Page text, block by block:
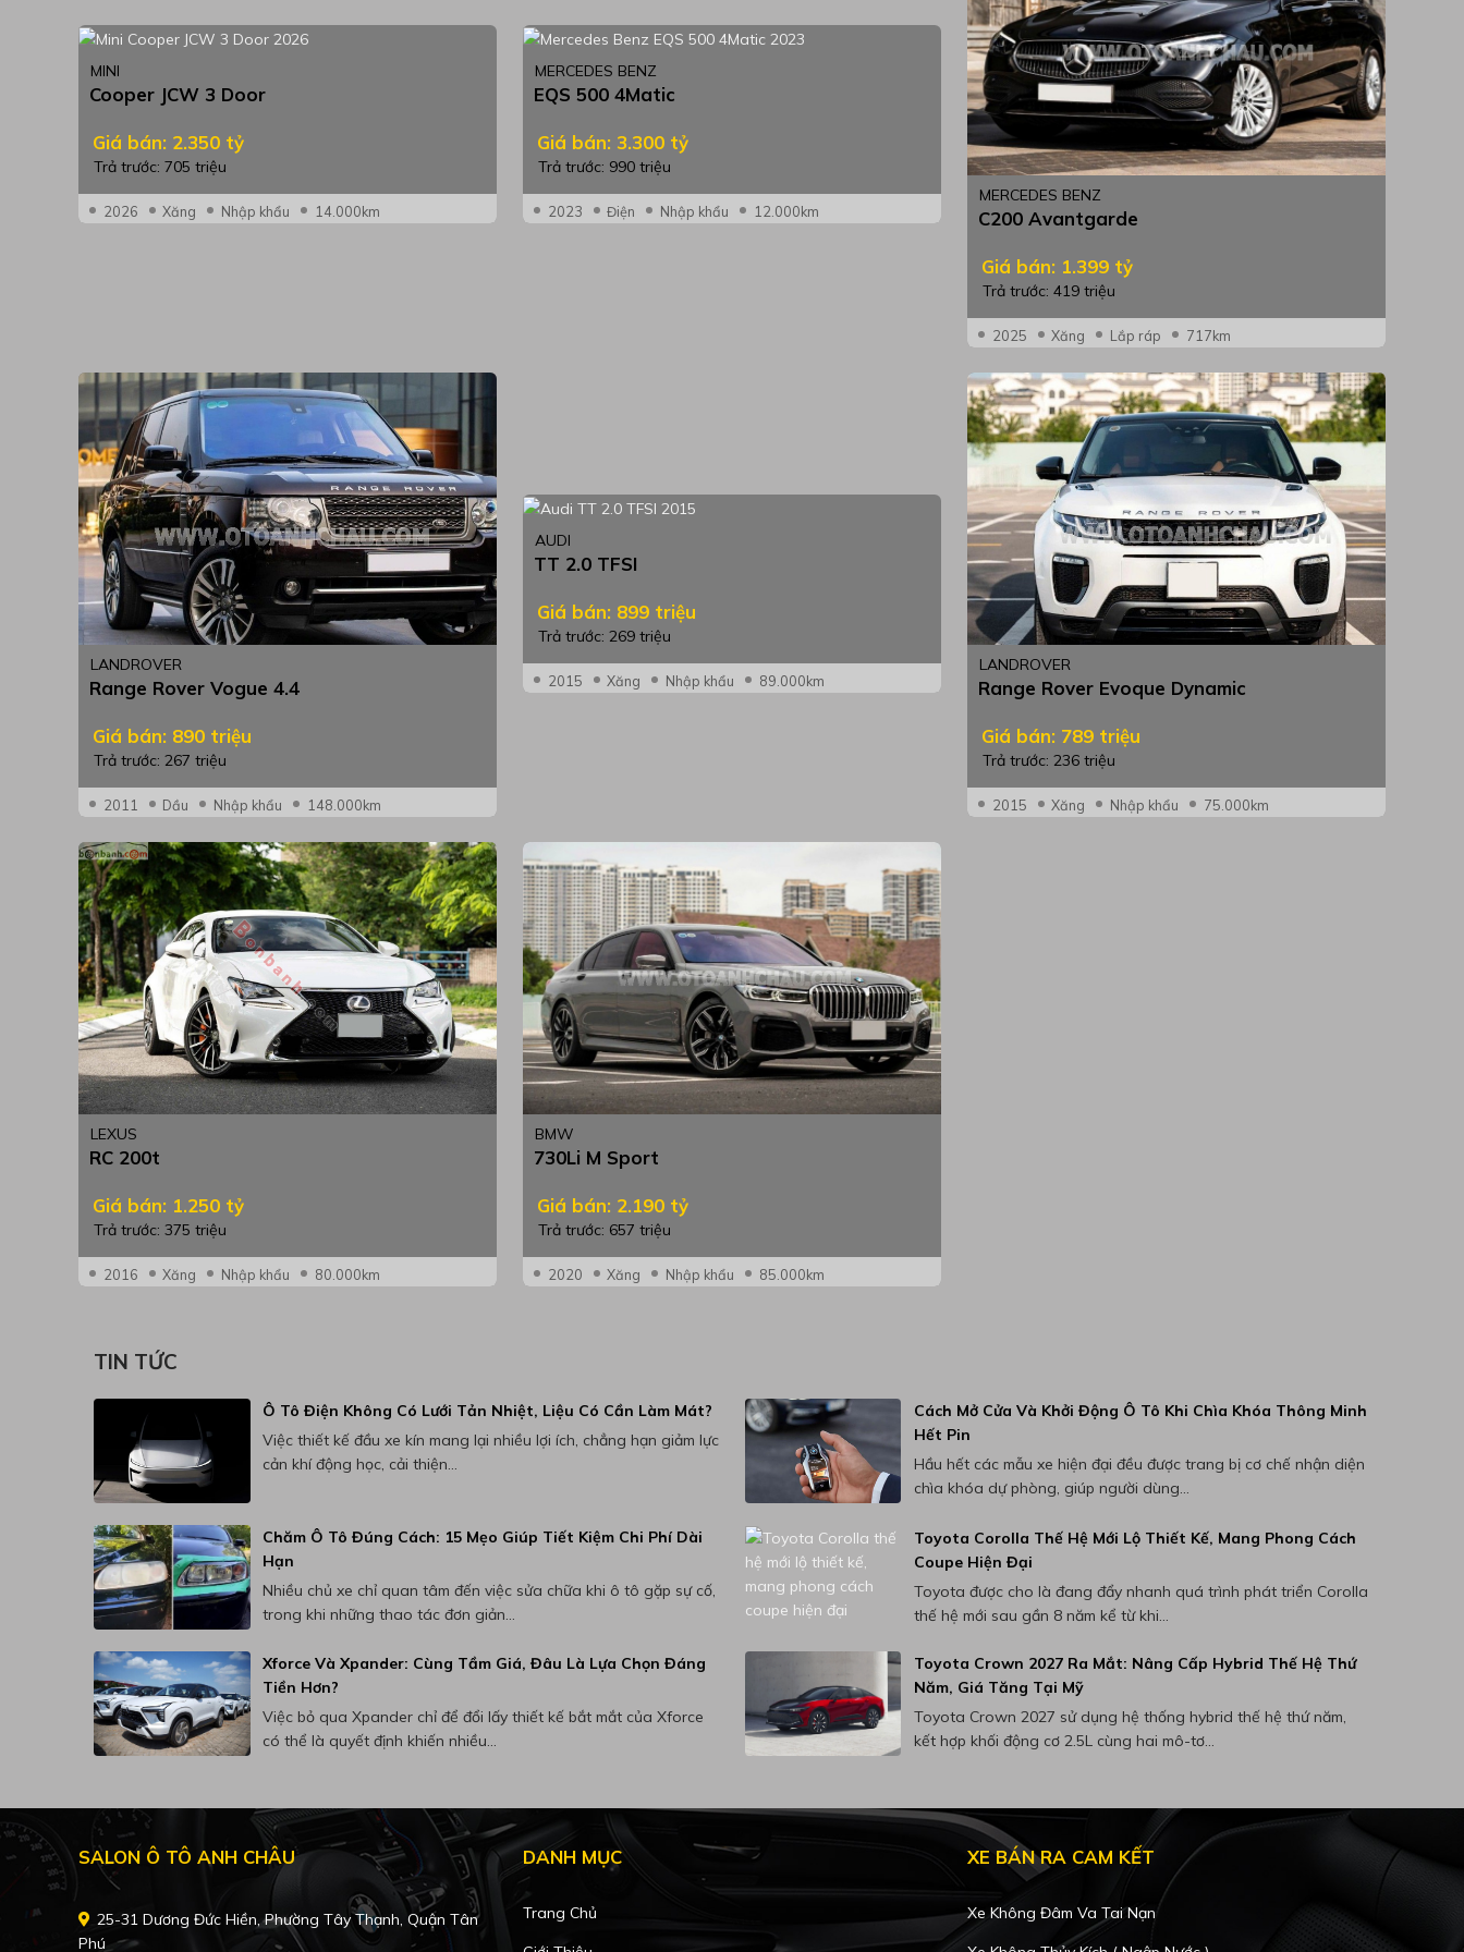
MINI
Cooper JCW 3 Door
Giá bán: 2.350 tỷ
Trả trước: 705 triệu
2026 Xăng Nhập khẩu 14.000km
MERCEDES BENZ
EQS 500 4Matic
Giá bán: 3.300 tỷ
Trả trước: 990 triệu
2023 Điện Nhập khẩu 12.000km
MERCEDES BENZ
C200 Avantgarde
Giá bán: 1.399 tỷ
Trả trước: 419 triệu
2025 Xăng Lắp ráp 717km
LANDROVER
Range Rover Vogue 4.4
Giá bán: 890 triệu
Trả trước: 267 triệu
2011 Dầu Nhập khẩu 148.000km
AUDI
TT 2.0 TFSI
Giá bán: 899 triệu
Trả trước: 269 triệu
2015 Xăng Nhập khẩu 89.000km
LANDROVER
Range Rover Evoque Dynamic
Giá bán: 789 triệu
Trả trước: 236 triệu
2015 Xăng Nhập khẩu 75.000km
LEXUS
RC 200t
Giá bán: 1.250 tỷ
Trả trước: 375 triệu
2016 Xăng Nhập khẩu 80.000km
BMW
730Li M Sport
Giá bán: 2.190 tỷ
Trả trước: 657 triệu
2020 Xăng Nhập khẩu 85.000km
TIN TỨC
Ô Tô Điện Không Có Lưới Tản Nhiệt, Liệu Có Cần Làm Mát?
Việc thiết kế đầu xe kín mang lại nhiều lợi ích, chẳng hạn giảm lực
cản khí động học, cải thiện...
Cách Mở Cửa Và Khởi Động Ô Tô Khi Chìa Khóa Thông Minh
Hết Pin
Hầu hết các mẫu xe hiện đại đều được trang bị cơ chế nhận diện
chìa khóa dự phòng, giúp người dùng...
Chăm Ô Tô Đúng Cách: 15 Mẹo Giúp Tiết Kiệm Chi Phí Dài
Hạn
Nhiều chủ xe chỉ quan tâm đến việc sửa chữa khi ô tô gặp sự cố,
trong khi những thao tác đơn giản...
Toyota Corolla Thế Hệ Mới Lộ Thiết Kế, Mang Phong Cách
Coupe Hiện Đại
Toyota được cho là đang đẩy nhanh quá trình phát triển Corolla
thế hệ mới sau gần 8 năm kể từ khi...
Xforce Và Xpander: Cùng Tầm Giá, Đâu Là Lựa Chọn Đáng
Tiền Hơn?
Việc bỏ qua Xpander chỉ để đổi lấy thiết kế bắt mắt của Xforce
có thể là quyết định khiến nhiều...
Toyota Crown 2027 Ra Mắt: Nâng Cấp Hybrid Thế Hệ Thứ
Năm, Giá Tăng Tại Mỹ
Toyota Crown 2027 sử dụng hệ thống hybrid thế hệ thứ năm,
kết hợp khối động cơ 2.5L cùng hai mô-tơ...
SALON Ô TÔ ANH CHÂU
25-31 Dương Đức Hiền, Phường Tây Thạnh, Quận Tân
Phú
DANH MỤC
Trang Chủ
XE BÁN RA CAM KẾT
Xe Không Đâm Va Tai Nạn